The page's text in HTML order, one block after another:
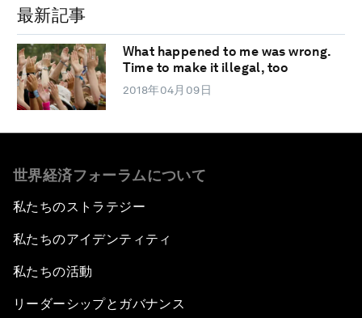
最新記事
What happened to me was wrong.
Time to make it illegal, too
2018年04月09日
世界経済フォーラムについて
私たちのストラテジー
私たちのアイデンティティ
私たちの活動
リーダーシップとガバナンス